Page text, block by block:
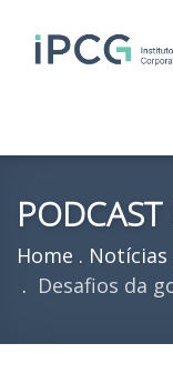
Home Notícias
Desafios da